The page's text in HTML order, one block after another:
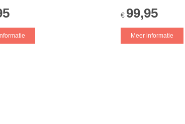
€ 99,95
Meer informatie